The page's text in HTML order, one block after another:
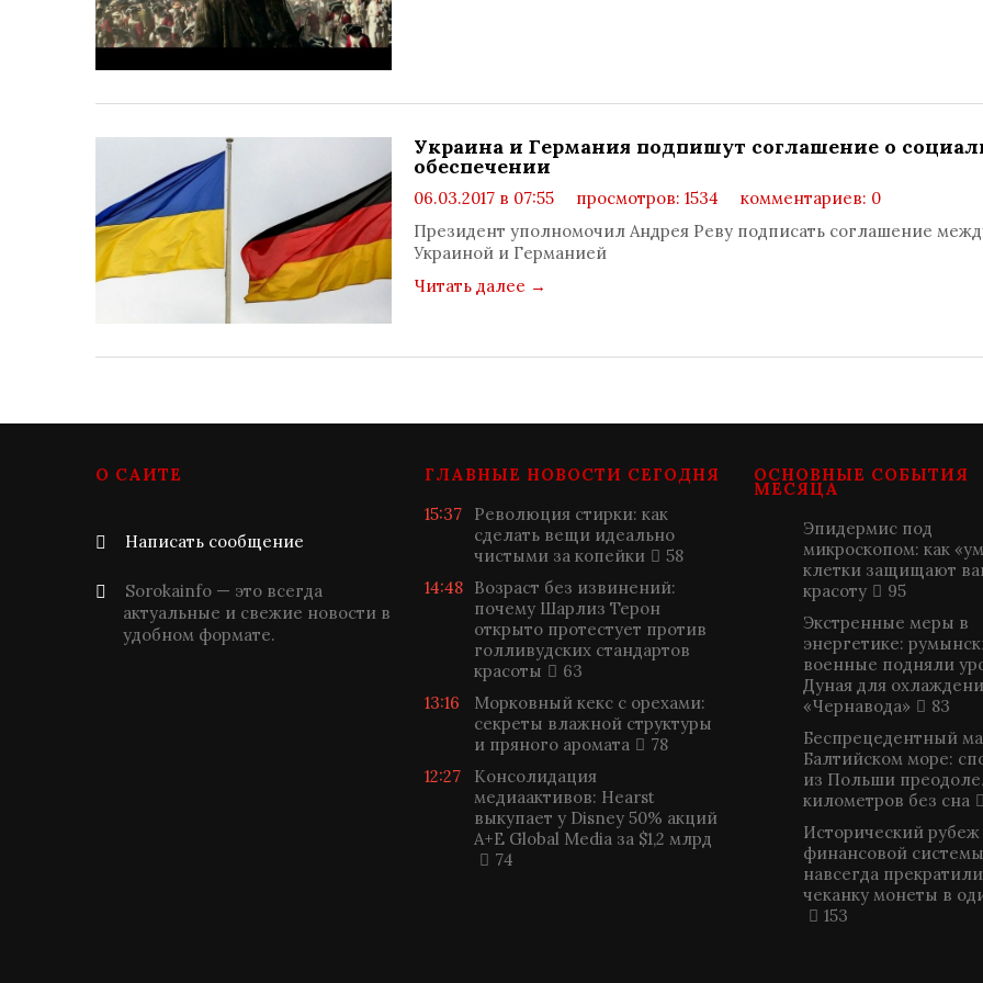
Украина и Германия подпишут соглашение о
обеспечении
06.03.2017 в 07:55 просмотров: 1534
комментариев: 0
Президент уполномочил Андрея Реву подписать соглашение
Украиной и Германией
Читать далее →
О САЙТЕ
Написать сообщение
Sorokainfo — это всегда
актуальные и свежие новости в
удобном формате.
ГЛАВНЫЕ НОВОСТИ СЕГОДНЯ
15:37
Революция стирки: как
сделать вещи идеально
чистыми за копейки
58
14:48 Возраст без извинений:
почему Шарлиз Терон
открыто протестует против
голливудских стандартов
красоты
63
13:16
Морковный кекс с орехами:
секреты влажной структуры
и пряного аромата
78
12:27
Консолидация
медиаактивов: Hearst
выкупает у Disney 50% акций
A+E Global Media за $1,2 млрд
74
ОСНОВНЫЕ СОБЫТИЯ
МЕСЯЦА
Эпидермис под
микроскопом: как
клетки защищают
красоту
95
Экстренные меры в
энергетике:
военные подняли
Дуная для
«Чернавода»
83
Беспрецедентный
Балтийском море:
из Польши
километров без сна
Исторический рубеж
финансовой
навсегда прекратили
чеканку монеты в
153